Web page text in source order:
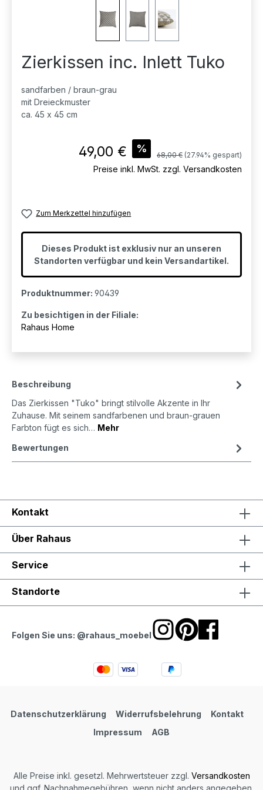
Zierkissen inc. Inlett Tuko
sandfarben / braun-grau
mit Dreieckmuster
ca. 45 x 45 cm
Verkaufspreis:
49,00 € % Regulärer Preis:
68,00 € (27.94% gespart)
Preise inkl. MwSt. zzgl. Versandkosten
Zum Merkzettel hinzufügen
Dieses Produkt ist exklusiv nur an unseren
Standorten verfügbar und kein Versandartikel.
Produktnummer: 90439
Zu besichtigen in der Filiale:
Rahaus Home
Beschreibung
Das Zierkissen "Tuko" bringt stilvolle Akzente in Ihr
Zuhause. Mit seinem sandfarbenen und braun-grauen
Farbton fügt es sich… Mehr
Bewertungen
Kontakt
Über Rahaus
Service
Standorte
Folgen Sie uns: @rahaus_moebel
Datenschutzerklärung Widerrufsbelehrung
Kontakt
Impressum
AGB
Alle Preise inkl. gesetzl. Mehrwertsteuer zzgl. Versandkosten